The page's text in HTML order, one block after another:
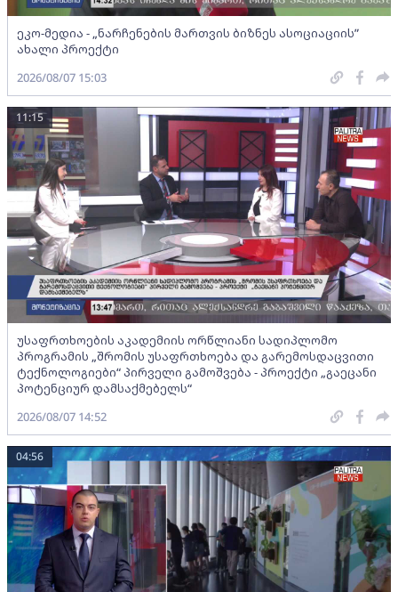
ეკო-მედია - „ნარჩენების მართვის ბიზნეს ასოციაციის”
ახალი პროექტი
2026/08/07 15:03
უსაფრთხოების აკადემიის ორწლიანი სადიპლომო
პროგრამის „შრომის უსაფრთხოება და გარემოსდაცვითი
ტექნოლოგიები“ პირველი გამოშვება - პროექტი „გაეცანი
პოტენციურ დამსაქმებელს“
11:15
2026/08/07 14:52
04:56